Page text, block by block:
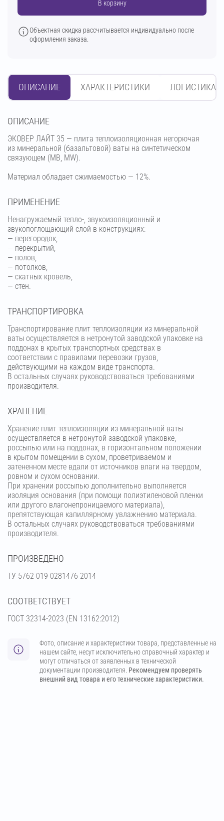
В корзину
Объектная скидка рассчитывается индивидуально после
оформления заказа.
ОПИСАНИЕ ХАРАКТЕРИСТИКИ ЛОГИСТИКА
OПИСАНИЕ
ЭКОВЕР ЛАЙТ 35 — плита теплоизоляционная негорючая
из минеральной (базальтовой) ваты на синтетическом
связующем (МВ, MW).
Материал обладает сжимаемостью — 12%.
ПРИМЕНЕНИЕ
Ненагружаемый тепло-, звукоизоляционный и
звукопоглощающий слой в конструкциях:
— перегородок,
— перекрытий,
— полов,
— потолков,
— скатных кровель,
— стен.
ТРАНСПОРТИРОВКА
Транспортирование плит теплоизоляции из минеральной
ваты осуществляется в нетронутой заводской упаковке на
поддонах в крытых транспортных средствах в
соответствии с правилами перевозки грузов,
действующими на каждом виде транспорта.
В остальных случаях руководствоваться требованиями
производителя.
ХРАНЕНИЕ
Хранение плит теплоизоляции из минеральной ваты
осуществляется в нетронутой заводской упаковке,
россыпью или на поддонах, в горизонтальном положении
в крытом помещении в сухом, проветриваемом и
затененном месте вдали от источников влаги на твердом,
ровном и сухом основании.
При хранении россыпью дополнительно выполняется
изоляция основания (при помощи полиэтиленовой пленки
или другого влагонепроницаемого материала),
препятствующая капиллярному увлажнению материала.
В остальных случаях руководствоваться требованиями
производителя.
ПРОИЗВЕДЕНО
ТУ 5762-019-0281476-2014
СООТВЕТСТВУЕТ
ГОСТ 32314-2023 (ЕN 13162:2012)
Фото, описание и характеристики товара, представленные на
нашем сайте, несут исключительно справочный характер и
могут отличаться от заявленных в технической
документации производителя. Рекомендуем проверять
внешний вид товара и его технические характеристики.